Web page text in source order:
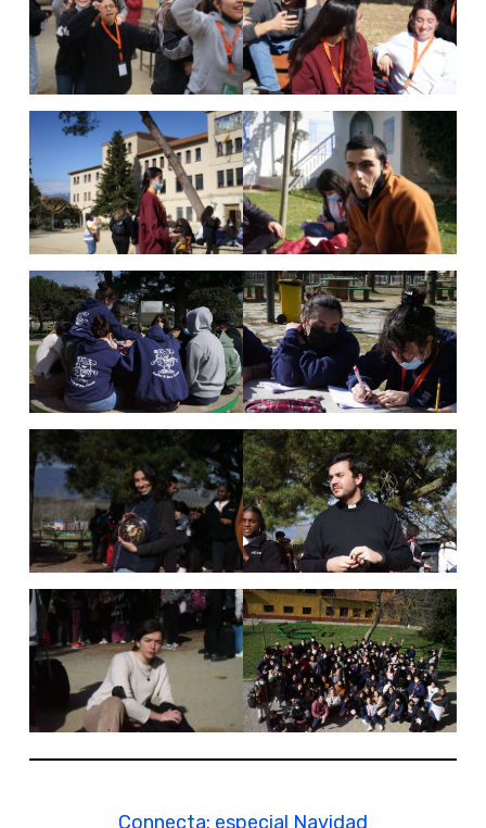
Connecta: especial Navidad